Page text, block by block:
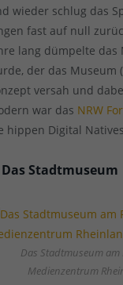
wieder schlug das
fast auf null
lang dümpelte
der das Museum
versah und
war das NRW
hippen Digital
Das Stadtmuseum
Das Stadtmuseum am
Medienzentrum